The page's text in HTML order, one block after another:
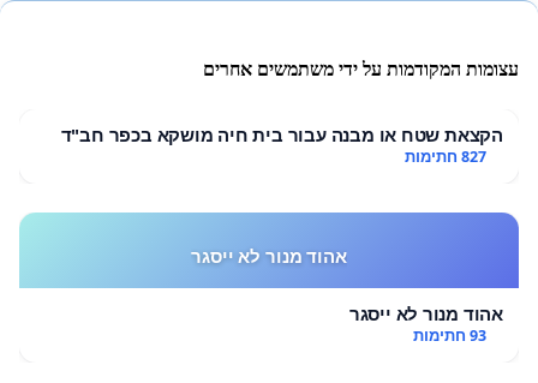
עצומות המקודמות על ידי משתמשים אחרים
הקצאת שטח או מבנה עבור בית חיה מושקא בכפר חב"ד
827 חתימות
אהוד מנור לא ייסגר
אהוד מנור לא ייסגר
93 חתימות